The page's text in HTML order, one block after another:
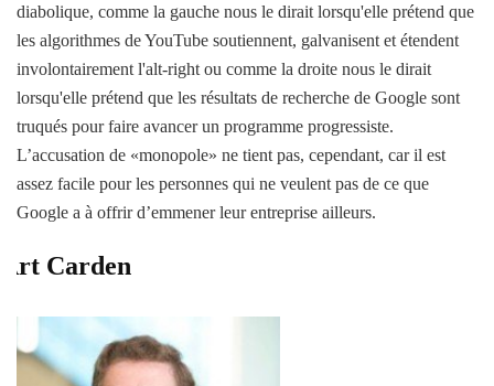
diabolique, comme la gauche nous le dirait lorsqu'elle prétend que
les algorithmes de YouTube soutiennent, galvanisent et étendent
involontairement l'alt-right ou comme la droite nous le dirait
lorsqu'elle prétend que les résultats de recherche de Google sont
truqués pour faire avancer un programme progressiste.
L’accusation de «monopole» ne tient pas, cependant, car il est
assez facile pour les personnes qui ne veulent pas de ce que
Google a à offrir d’emmener leur entreprise ailleurs.
Art Carden